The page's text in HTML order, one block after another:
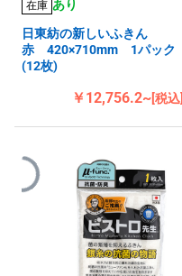
在庫 あり
日東紡の新しいふきん
赤 420×710mm 1パック
(12枚)
￥12,756.2~[税込]